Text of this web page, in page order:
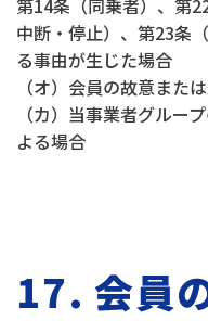
第14条（同乗者）、第
中断・停止）、第23条
る事由が生じた場合
（オ）会員の故意また
（カ）当事業者グルー
よる場合
17. 会員